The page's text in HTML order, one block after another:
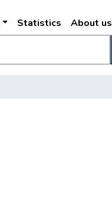
Statistics About us